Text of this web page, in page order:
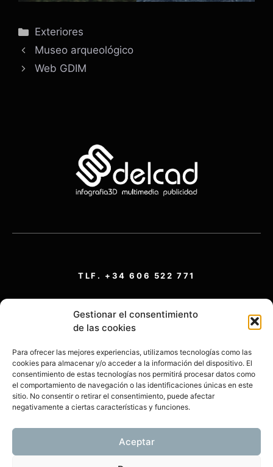
Gestionar el consentimiento
de las cookies
Para ofrecer las mejores experiencias, utilizamos tecnologías como las
cookies para almacenar y/o acceder a la información del dispositivo. El
consentimiento de estas tecnologías nos permitirá procesar datos como
el comportamiento de navegación o las identificaciones únicas en este
sitio. No consentir o retirar el consentimiento, puede afectar
negativamente a ciertas características y funciones.
Aceptar
Categorías
Exteriores
Museo arqueológico
Web GDIM
TLF. +34 606 522 771
29010 - MÁLAGA
DELCAD© 2026